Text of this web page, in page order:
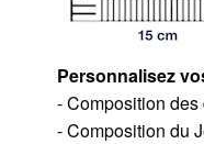
Personnalisez
- Composition
- Composition du